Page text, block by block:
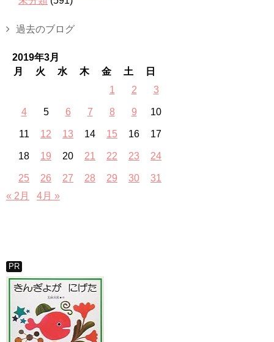
過去のブログ
2019年3月
月
火 水 木 金 土
日
1
2 3
4 5 6 7 8 9 10
11 12 13 14 15 16 17
18 19 20 21 22 23 24
25 26 27 28 29 30
31
« 2月
4月 »
PR